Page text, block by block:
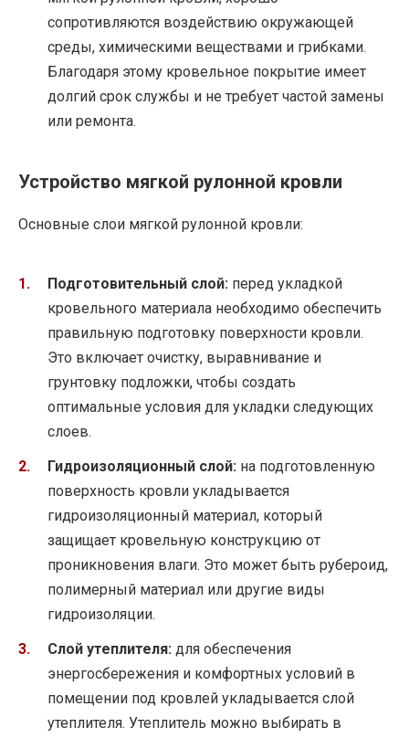
сопротивляются воздействию окружающей
среды, химическими веществами и грибками.
Благодаря этому кровельное покрытие имеет
долгий срок службы и не требует частой замены
или ремонта.
Устройство мягкой рулонной кровли
Основные слои мягкой рулонной кровли:
Подготовительный слой: перед укладкой
кровельного материала необходимо обеспечить
правильную подготовку поверхности кровли.
Это включает очистку, выравнивание и
грунтовку подложки, чтобы создать
оптимальные условия для укладки следующих
слоев.
Гидроизоляционный слой: на подготовленную
поверхность кровли укладывается
гидроизоляционный материал, который
защищает кровельную конструкцию от
проникновения влаги. Это может быть рубероид,
полимерный материал или другие виды
гидроизоляции.
Слой утеплителя: для обеспечения
энергосбережения и комфортных условий в
помещении под кровлей укладывается слой
утеплителя. Утеплитель можно выбирать в